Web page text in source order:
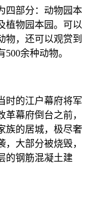
四部分：动物园本
植物园本园。可以
物，还可以观赏到
余种动物。
时的江户幕府将军
幕府倒台之前，
族的居城，极尽奢
大部分被烧毁，
的钢筋混凝土建